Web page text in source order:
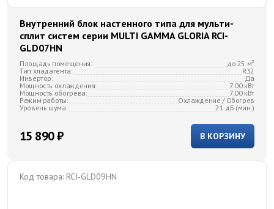
Внутренний блок настенного типа для мульти-
сплит систем серии MULTI GAMMA GLORIA RCI-
GLD07HN
Площадь помещения:
до 25 м²
Тип хладагента:
R32
Инвертор:
Да
Мощность охлаждения:
7.00 кВт
Мощность обогрева:
7.00 кВт
Режим работы:
Охлаждение / Обогрев
Уровень шума:
21 дБ (мин.)
В КОРЗИНУ
15 890 ₽
Код товара: RCI-GLD09HN